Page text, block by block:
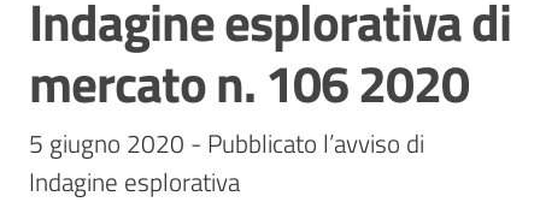
Stazioni
appaltanti
Indagine esplorativa di
mercato n. 106 2020
5 giugno 2020 - Pubblicato l’avviso di
Indagine esplorativa